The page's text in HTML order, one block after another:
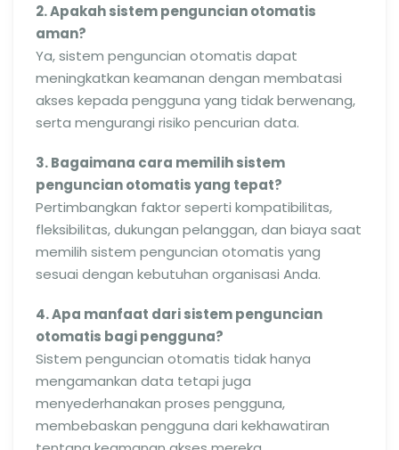
2. Apakah sistem penguncian otomatis
aman?
Ya, sistem penguncian otomatis dapat
meningkatkan keamanan dengan membatasi
akses kepada pengguna yang tidak berwenang,
serta mengurangi risiko pencurian data.
3. Bagaimana cara memilih sistem
penguncian otomatis yang tepat?
Pertimbangkan faktor seperti kompatibilitas,
fleksibilitas, dukungan pelanggan, dan biaya saat
memilih sistem penguncian otomatis yang
sesuai dengan kebutuhan organisasi Anda.
4. Apa manfaat dari sistem penguncian
otomatis bagi pengguna?
Sistem penguncian otomatis tidak hanya
mengamankan data tetapi juga
menyederhanakan proses pengguna,
membebaskan pengguna dari kekhawatiran